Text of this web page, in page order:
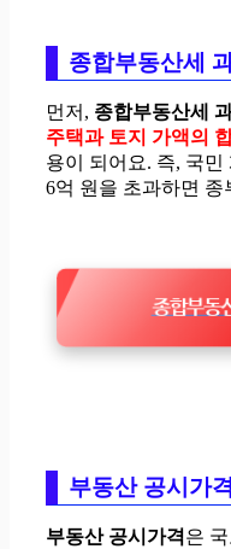
종합부동산세
먼저, 종합부동산세
주택과 토지 가액의
용이 되어요. 즉, 국민
6억 원을 초과하면
종합부동
부동산 공시가
부동산 공시가격은